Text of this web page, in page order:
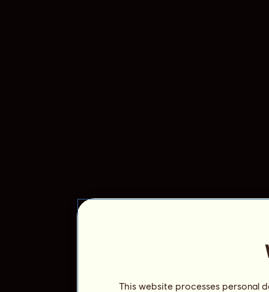
This website processes personal